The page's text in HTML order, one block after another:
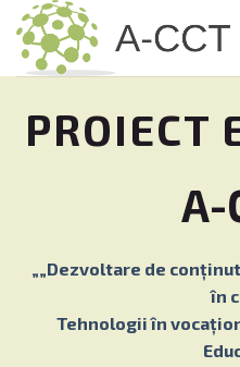
Skip
content
PROIECT
A-
„„Dezvoltare de
în
Tehnologii în